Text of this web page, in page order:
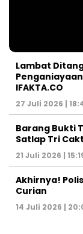
Lambat
IFAKTA.CO
27 Juli 2026 |
Barang Bukti
Satlap Tri
21 Juli 2026 |
Akhirnya!
Curian
14 Juli 2026 |